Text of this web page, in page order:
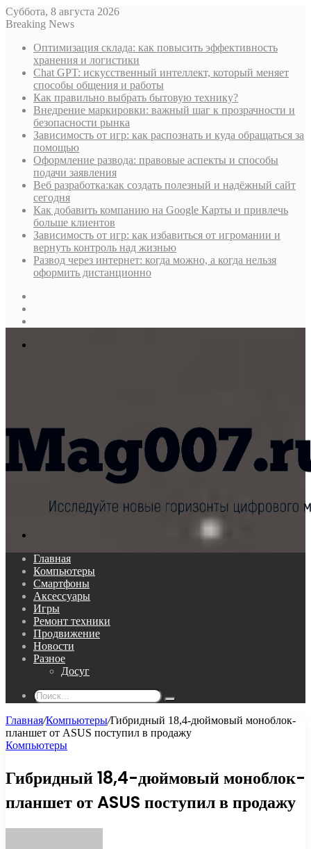
Суббота, 8 августа 2026
Breaking News
Оптимизация склада: как повысить эффективность
хранения и логистики
Chat GPT: искусственный интеллект, который меняет
способы общения и работы
Как правильно выбрать бытовую технику?
Внедрение маркировки: важный шаг к прозрачности и
безопасности рынка
Зависимость от игр: как распознать и куда обращаться за
помощью
Оформление развода: правовые аспекты и способы
подачи заявления
Веб разработка:как создать полезный и надёжный сайт
сегодня
Как добавить компанию на Google Карты и привлечь
больше клиентов
Зависимость от игр: как избавиться от игромании и
вернуть контроль над жизнью
Развод через интернет: когда можно, а когда нельзя
оформить дистанционно
Главная
Компьютеры
Смартфоны
Аксессуары
Игры
Ремонт техники
Продвижение
Новости
Разное
Досуг
Поиск...
Главная/Компьютеры/Гибридный 18,4-дюймовый моноблок-
планшет от ASUS поступил в продажу
Компьютеры
Гибридный 18,4-дюймовый моноблок-
планшет от ASUS поступил в продажу